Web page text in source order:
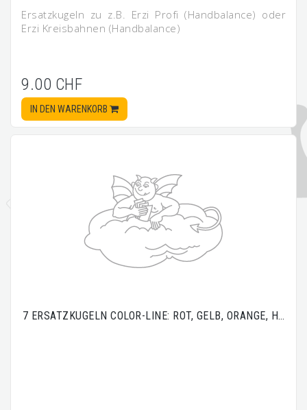
Ersatzkugeln zu z.B. Erzi Profi (Handbalance) oder
Erzi Kreisbahnen (Handbalance)
9.00 CHF
IN DEN WARENKORB
7 ERSATZKUGELN COLOR-LINE: ROT, GELB, ORANGE, H…